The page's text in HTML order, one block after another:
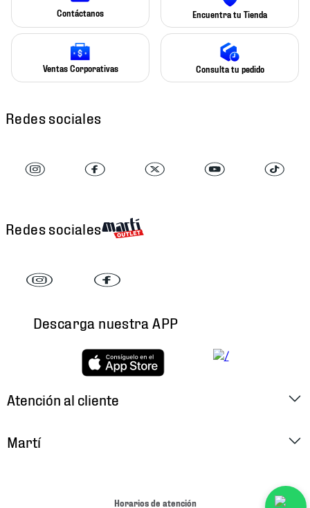
Contáctanos Encuentra tu Tienda
Ventas Corporativas Consulta tu pedido
Redes sociales
Redes sociales
Descarga nuestra APP
Atención al cliente
Martí
Horarios de atención